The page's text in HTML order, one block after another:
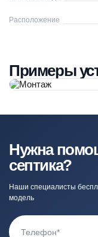
Расположение
Примеры
Нужна
септика?
Наши специалисты
модель